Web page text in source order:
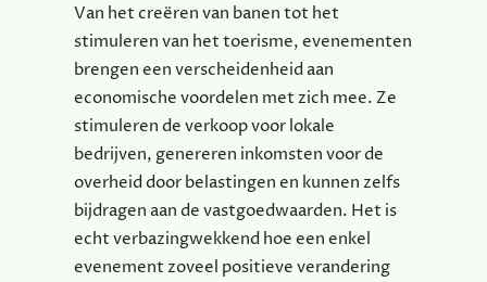
Van het creëren van banen tot het
stimuleren van het toerisme, evenementen
brengen een verscheidenheid aan
economische voordelen met zich mee. Ze
stimuleren de verkoop voor lokale
bedrijven, genereren inkomsten voor de
overheid door belastingen en kunnen zelfs
bijdragen aan de vastgoedwaarden. Het is
echt verbazingwekkend hoe een enkel
evenement zoveel positieve verandering